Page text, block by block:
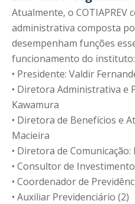
Atualmente, o COTIAPREV
administrativa composta
desempenham funções
funcionamento do instituto:
• Presidente: Valdir
• Diretora Administrativa e
Kawamura
• Diretora de Benefícios e
Macieira
• Diretora de
• Consultor de
• Coordenador de
• Auxiliar Previdenciário (2)